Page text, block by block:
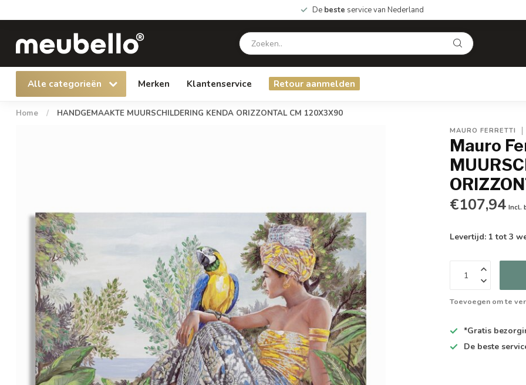
De beste service van Nederland
Alle categorieën Merken Klantenservice Retour aanmelden
Home / HANDGEMAAKTE MUURSCHILDERING KENDA ORIZZONTAL CM 120X3X90
MAURO FERRETTI
Mauro
€107,94 Incl.
Levertijd: 1 tot 3
Toevoegen om te
*Gratis
De beste